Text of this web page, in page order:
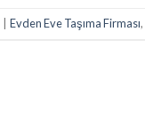
Evden Eve Taşıma Firması,